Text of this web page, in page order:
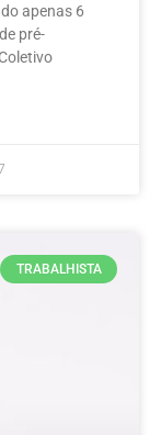
apenas 6
pré-
TRABALHISTA